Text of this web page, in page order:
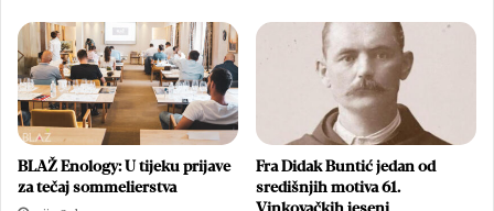
BLAŽ Enology: U tijeku prijave
za tečaj sommelierstva
Fra Didak Buntić jedan od
središnjih motiva 61.